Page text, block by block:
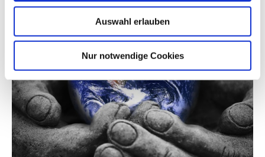
Auswahl erlauben
Nur notwendige Cookies